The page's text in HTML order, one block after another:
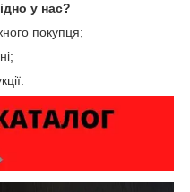
у нас?
покупця;